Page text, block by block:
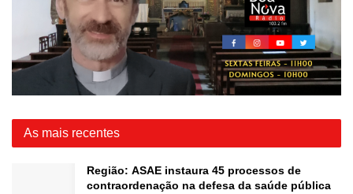
As mais recentes
Região: ASAE instaura 45 processos de
contraordenação na defesa da saúde pública